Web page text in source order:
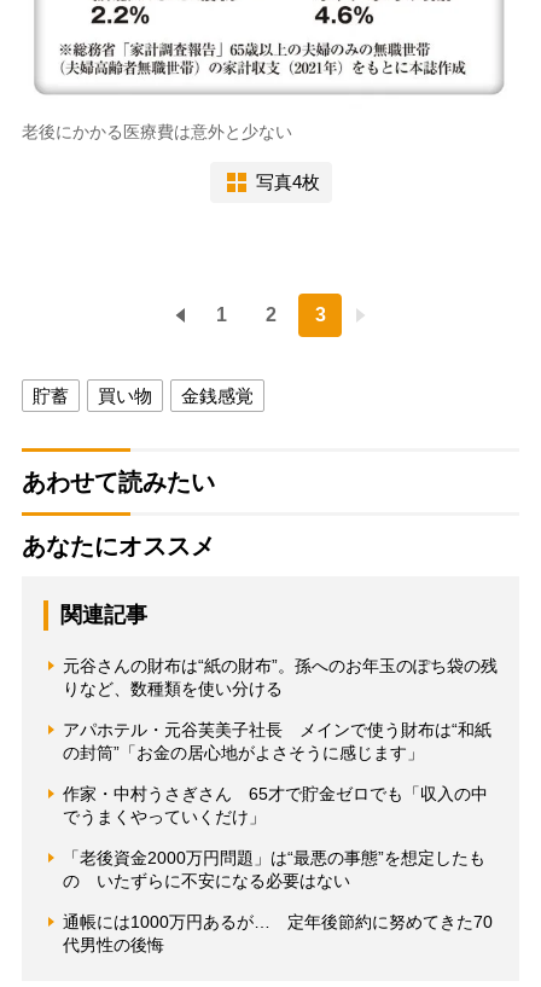
老後にかかる医療費は意外と少ない
写真4枚
1 2 3
貯蓄 買い物 金銭感覚
あわせて読みたい
あなたにオススメ
関連記事
元谷さんの財布は“紙の財布”。孫へのお年玉のぽち袋の残
りなど、数種類を使い分ける
アパホテル・元谷芙美子社長 メインで使う財布は“和紙
の封筒”「お金の居心地がよさそうに感じます」
作家・中村うさぎさん 65才で貯金ゼロでも「収入の中
でうまくやっていくだけ」
「老後資金2000万円問題」は“最悪の事態”を想定したも
の いたずらに不安になる必要はない
通帳には1000万円あるが… 定年後節約に努めてきた70
代男性の後悔